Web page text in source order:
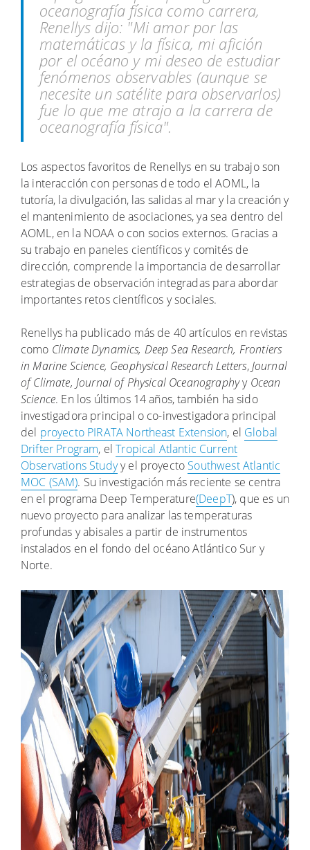
oceanografía física como carrera,
Renellys dijo: "Mi amor por las
matemáticas y la física, mi afición
por el océano y mi deseo de estudiar
fenómenos observables (aunque se
necesite un satélite para observarlos)
fue lo que me atrajo a la carrera de
oceanografía física".
Los aspectos favoritos de Renellys en su trabajo son
la interacción con personas de todo el AOML, la
tutoría, la divulgación, las salidas al mar y la creación y
el mantenimiento de asociaciones, ya sea dentro del
AOML, en la NOAA o con socios externos. Gracias a
su trabajo en paneles científicos y comités de
dirección, comprende la importancia de desarrollar
estrategias de observación integradas para abordar
importantes retos científicos y sociales.
Renellys ha publicado más de 40 artículos en revistas
como Climate Dynamics, Deep Sea Research, Frontiers
in Marine Science, Geophysical Research Letters,Journal
of Climate, Journal of Physical Oceanographyy Ocean
Science. En los últimos 14 años, también ha sido
investigadora principal o co-investigadora principal
del proyecto PIRATA Northeast Extension, el Global
Drifter Program, elTropical Atlantic Current
Observations Studyy el proyecto Southwest Atlantic
MOC (SAM). Su investigación más reciente se centra
en el programa Deep Temperature(DeepT), que es un
nuevo proyecto para analizar las temperaturas
profundas y abisales a partir de instrumentos
instalados en el fondo del océano Atlántico Sur y
Norte.